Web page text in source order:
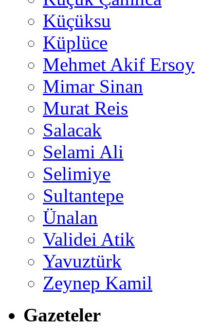
Küçüksu
Küplüce
Mehmet Akif Ersoy
Mimar Sinan
Murat Reis
Salacak
Selami Ali
Selimiye
Sultantepe
Ünalan
Validei Atik
Yavuztürk
Zeynep Kamil
Gazeteler